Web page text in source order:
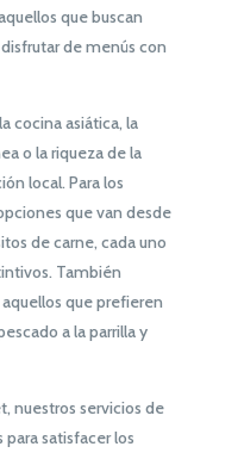
que buscan
de menús con
cocina asiática, la
o la riqueza de la
local. Para los
que van desde
de carne, cada uno
También
que prefieren
a la parrilla y
nuestros servicios de
satisfacer los